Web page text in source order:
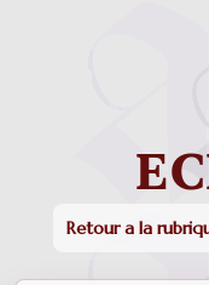
Retour a la